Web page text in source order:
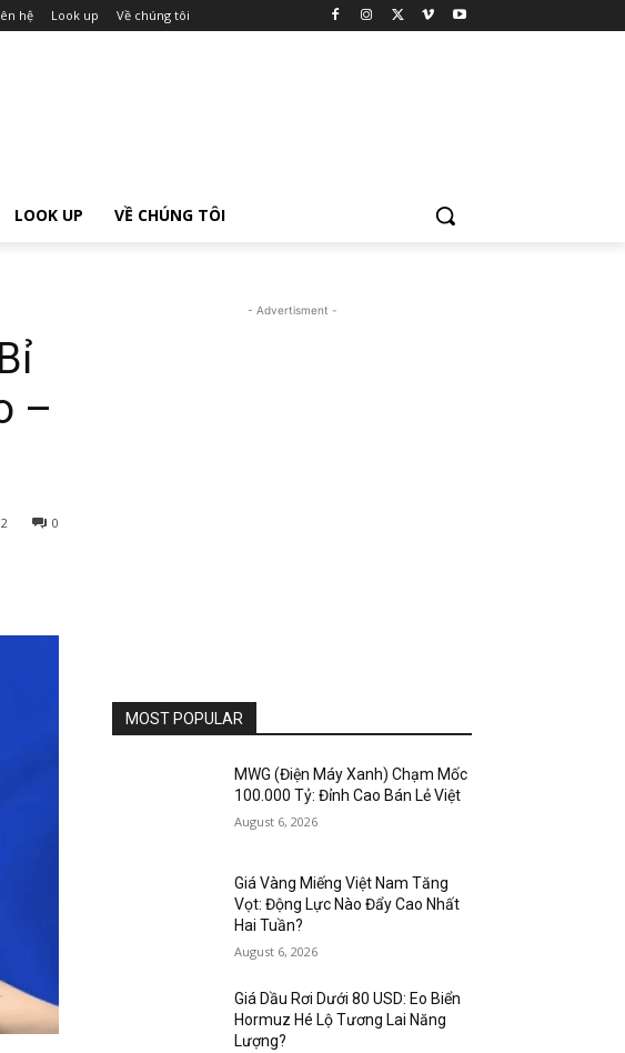
hệ Look up Về chúng tôi
LOOK UP VỀ CHÚNG TÔI
–
0
- Advertisment -
MOST POPULAR
MWG (Điện Máy Xanh) Chạm Mốc
100.000 Tỷ: Đỉnh Cao Bán Lẻ Việt
August 6, 2026
Giá Vàng Miếng Việt Nam Tăng
Vọt: Động Lực Nào Đẩy Cao Nhất
Hai Tuần?
August 6, 2026
Giá Dầu Rơi Dưới 80 USD: Eo Biển
Hormuz Hé Lộ Tương Lai Năng
Lượng?